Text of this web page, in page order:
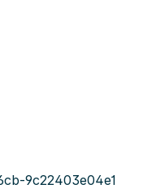
9c22403e04e1